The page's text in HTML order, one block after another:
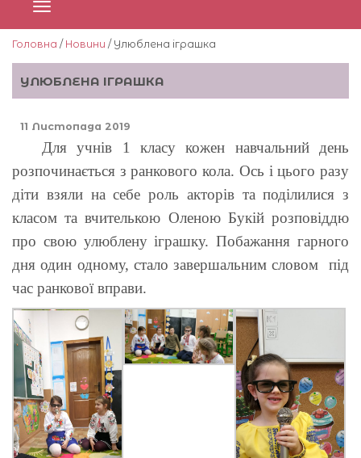
Головна / Новини / Улюблена іграшка
УЛЮБЛЕНА ІГРАШКА
11 Листопада 2019
Для учнів 1 класу кожен навчальний день
розпочинається з ранкового кола. Ось і цього разу
діти взяли на себе роль акторів та поділилися з
класом та вчителькою Оленою Букій розповіддю
про свою улюблену іграшку. Побажання гарного
дня один одному, стало завершальним словом під
час ранкової вправи.